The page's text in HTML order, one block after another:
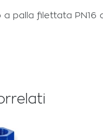
palla filettata PN16